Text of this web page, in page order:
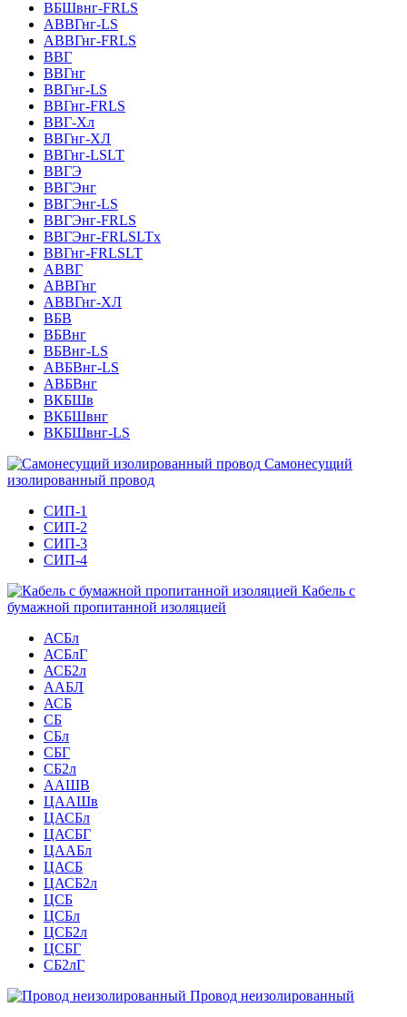
ВБШвнг-FRLS
АВВГнг-LS
АВВГнг-FRLS
ВВГ
ВВГнг
ВВГнг-LS
ВВГнг-FRLS
ВВГ-Хл
ВВГнг-ХЛ
ВВГнг-LSLT
ВВГЭ
ВВГЭнг
ВВГЭнг-LS
ВВГЭнг-FRLS
ВВГЭнг-FRLSLTх
ВВГнг-FRLSLT
АВВГ
АВВГнг
АВВГнг-ХЛ
ВБВ
ВБВнг
ВБВнг-LS
АВБВнг-LS
АВБВнг
ВКБШв
ВКБШвнг
ВКБШвнг-LS
Самонесущий
изолированный провод
СИП-1
СИП-2
СИП-3
СИП-4
Кабель с
бумажной пропитанной изоляцией
АСБл
АСБлГ
АСБ2л
ААБЛ
АСБ
СБ
СБл
СБГ
СБ2л
ААШВ
ЦААШв
ЦАСБл
ЦАСБГ
ЦААБл
ЦАСБ
ЦАСБ2л
ЦСБ
ЦСБл
ЦСБ2л
ЦСБГ
СБ2лГ
Провод неизолированный